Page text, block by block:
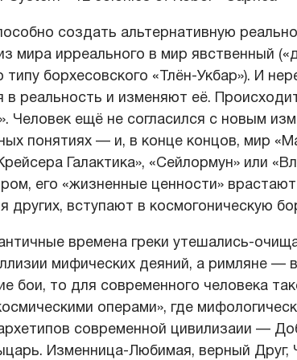
создать альтернативную
мира ирреального в мир явственный
типу борхесовского «Тлён-Укбар»). И
в реальность и изменяют её.
Человек ещё не согласился с новым
понятиях — и, в конце концов, мир
Галактика», «Сейлормун» или
его «жизненные ценности»
других, вступают в космогоническую
времена греки утешались-
мифических деяний, а римляне —
бои, то для современного человека
операми», где
современной цивилизаии —
Изменница-Любимая, верный Друг,